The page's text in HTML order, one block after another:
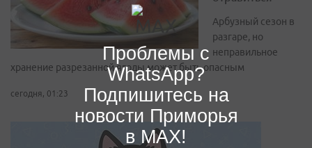
Арбузный сезон в
разгаре, но
неправильное
хранение разрезанной ягоды может быть опасным
сегодня, 01:23
Проблемы с
WhatsApp?
Подпишитесь на
новости Приморья
в MAX!